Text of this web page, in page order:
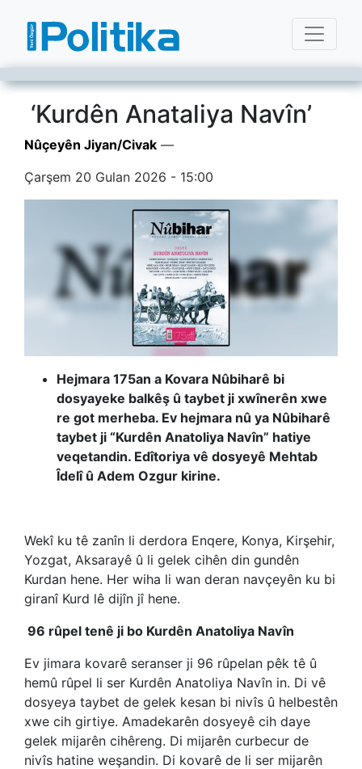
‘Kurdên Anataliya Navîn’
Nûçeyên Jiyan/Civak —
Çarşem 20 Gulan 2026 - 15:00
Hejmara 175an a Kovara Nûbiharê bi
dosyayeke balkêş û taybet ji xwînerên xwe
re got merheba. Ev hejmara nû ya Nûbiharê
taybet ji “Kurdên Anatoliya Navîn” hatiye
veqetandin. Edîtoriya vê dosyeyê Mehtab
Îdelî û Adem Ozgur kirine.
Wekî ku tê zanîn li derdora Enqere, Konya, Kirşehir,
Yozgat, Aksarayê û li gelek cihên din gundên
Kurdan hene. Her wiha li wan deran navçeyên ku bi
giranî Kurd lê dijîn jî hene.
96 rûpel tenê ji bo Kurdên Anatoliya Navîn
Ev jimara kovarê seranser ji 96 rûpelan pêk tê û
hemû rûpel li ser Kurdên Anatoliya Navîn in. Di vê
dosyeya taybet de gelek kesan bi nivîs û helbestên
xwe cih girtiye. Amadekarên dosyeyê cih daye
gelek mijarên cihêreng. Di mijarên curbecur de
nivîs hatine weşandin. Di kovarê de li ser mijarên